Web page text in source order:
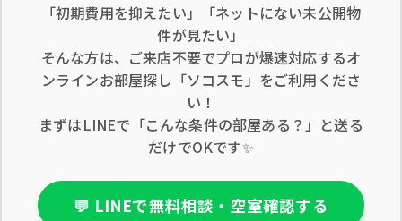
「初期費用を抑えたい」「ネットにない未公開物
件が見たい」
そんな方は、ご来店不要でプロが爆速対応するオ
ンラインお部屋探し「ソコスモ」をご利用くださ
い！
まずはLINEで「こんな条件の部屋ある？」と送る
だけでOKです✨
💬 LINEで無料相談・空室確認する